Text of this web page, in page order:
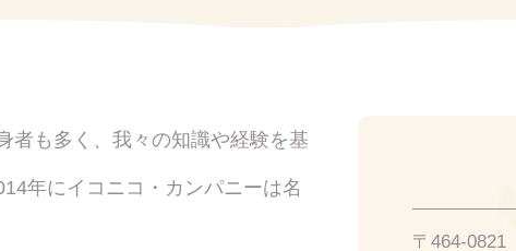
者も多く、我々の知識や経験を基
年にイコニコ・カンパニーは名
〒464-0821